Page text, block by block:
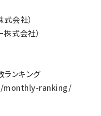
会社）
式会社）
ンキング
ranking/